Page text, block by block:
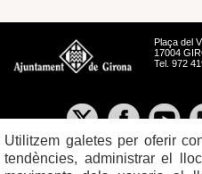
Plaça del
17004
Tel. 972
Utilitzem galetes per oferir
tendències, administrar el